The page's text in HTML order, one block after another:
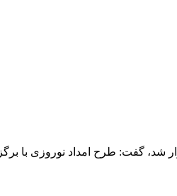
شد، گفت: طرح امداد نوروزی با